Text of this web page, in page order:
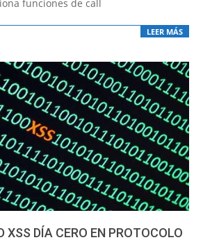
funciones de call
LEER MÁS
XSS DÍA CERO EN PROTOCOLO